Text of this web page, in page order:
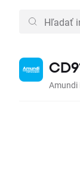
Amundi